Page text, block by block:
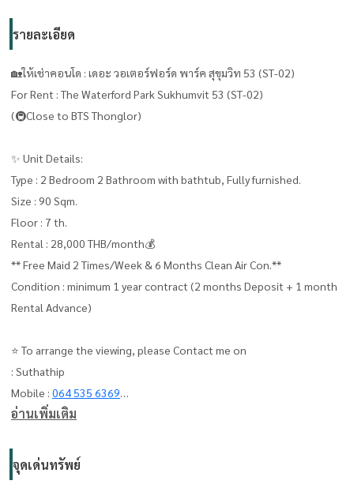
รายละเอียด
🏡ให้เช่าคอนโด : เดอะ วอเตอร์ฟอร์ด พาร์ค สุขุมวิท 53 (ST-02)
For Rent : The Waterford Park Sukhumvit 53 (ST-02)
(🚇Close to BTS Thonglor)
✨ Unit Details:
Type : 2 Bedroom 2 Bathroom with bathtub, Fully furnished.
Size : 90 Sqm.
Floor : 7 th.
Rental : 28,000 THB/month💰
** Free Maid 2 Times/Week & 6 Months Clean Air Con.**
Condition : minimum 1 year contract (2 months Deposit + 1 month
Rental Advance)
⭐ To arrange the viewing, please Contact me on
: Suthathip
Mobile : 064 535 6369
Whats app :+66645356369
The Living Bangkok (บริษัท เดอะ ลีฟวิ่ง แบงค็อก)
อ่านเพิ่มเติม
จุดเด่นทรัพย์